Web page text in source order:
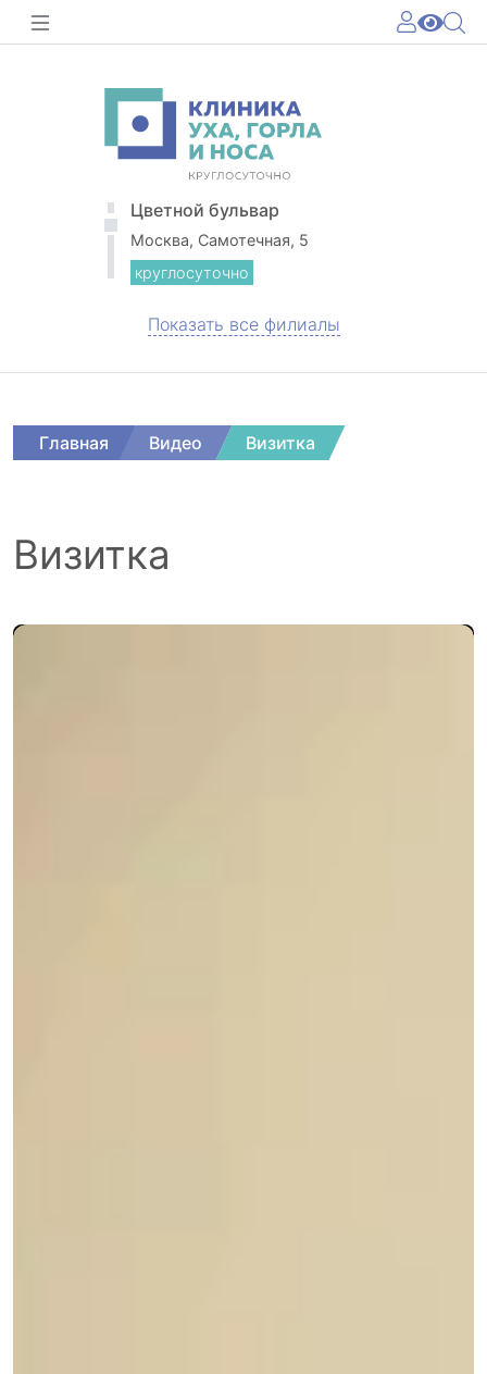
Цветной бульвар
Москва, Самотечная, 5
круглосуточно
Показать все филиалы
Главная Видео Визитка
Визитка